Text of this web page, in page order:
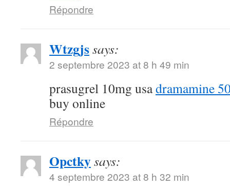
Répondre
Wtzgjssays:
2 septembre 2023 at 8 h 49 min
prasugrel 10mg usadramamine
buy online
Répondre
Opctkysays:
4 septembre 2023 at 8 h 32 min